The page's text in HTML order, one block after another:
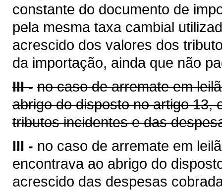
constante do documento de
pela mesma taxa cambial
acrescido dos valores dos
da importação, ainda que não
III - no caso de arremate em
abrigo do disposto no artigo 13,
tributos incidentes e das
III - no caso de arremate em
encontrava ao abrigo do
acrescido das despesas